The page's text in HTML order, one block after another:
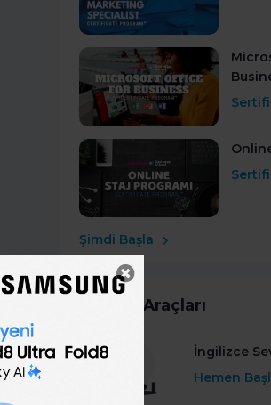
Şimdi Başla
Kariyer Araçları
İngilizce
Hemen